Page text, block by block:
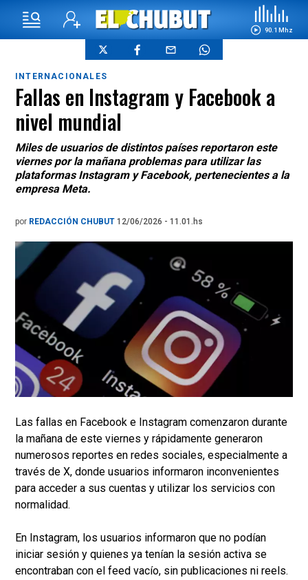
90.1 Mhz
INTERNACIONALES
Fallas en Instagram y Facebook a
nivel mundial
Miles de usuarios de distintos países reportaron este
viernes por la mañana problemas para utilizar las
plataformas Instagram y Facebook, pertenecientes a la
empresa Meta.
por REDACCIÓN CHUBUT 12/06/2026 - 11.01.hs
Las fallas en Facebook e Instagram comenzaron durante
la mañana de este viernes y rápidamente generaron
numerosos reportes en redes sociales, especialmente a
través de X, donde usuarios informaron inconvenientes
para acceder a sus cuentas y utilizar los servicios con
normalidad.
En Instagram, los usuarios informaron que no podían
iniciar sesión y quienes ya tenían la sesión activa se
encontraban con el feed vacío, sin publicaciones ni reels.